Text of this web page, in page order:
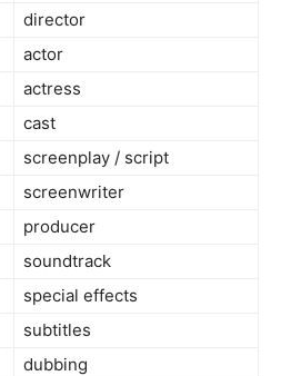
director
actor
actress
cast
screenplay / script
screenwriter
producer
soundtrack
special effects
subtitles
dubbing